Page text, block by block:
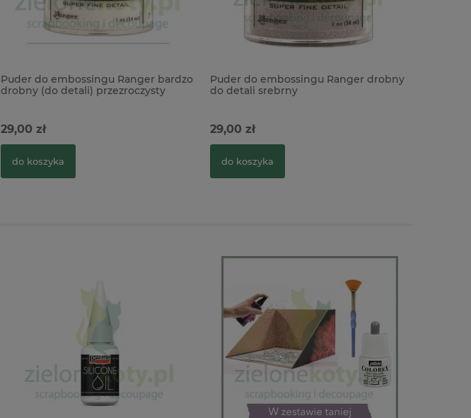
Puder do embossingu Ranger bardzo
drobny (do detali) przezroczysty
29,00 zł
do koszyka
Puder do embossingu Ranger drobny
do detali srebrny
29,00 zł
do koszyka